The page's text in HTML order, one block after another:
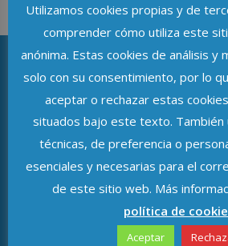
ASOCIACIÓN DE
PROTECCIÓN DE DATOS
Avenida de República Argentina,
C.P. 41011, Sevilla
Utilizamos cookies propias y de
comprender cómo utiliza este
anónima. Estas cookies de análisis y
solo con su consentimiento, por lo
aceptar o rechazar estas
situados bajo este texto. También
técnicas, de preferencia o
esenciales y necesarias para el
de este sitio web. Más
política de
Aceptar